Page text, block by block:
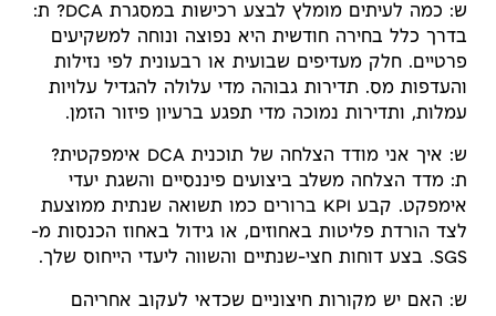
ש: כמה לעיתים מומלץ לבצע רכישות במסגרת DCA? ת:
בדרך כלל בחירה חודשית היא נפוצה ונוחה למשקיעים
פרטיים. חלק מעדיפים שבועית או רבעונית לפי נזילות
והעדפות מס. תדירות גבוהה מדי עלולה להגדיל עלויות
עמלות, ותדירות נמוכה מדי תפגע ברעיון פיזור הזמן.
ש: איך אני מודד הצלחה של תוכנית DCA אימפקטית?
ת: מדד הצלחה משלב ביצועים פיננסיים והשגת יעדי
אימפקט. קבע KPI ברורים כמו תשואה שנתית ממוצעת
לצד הורדת פליטות באחוזים, או גידול באחוז הכנסות מ-
SGS. בצע דוחות חצי-שנתיים והשווה ליעדי הייחוס שלך.
ש: האם יש מקורות חיצוניים שכדאי לעקוב אחריהם